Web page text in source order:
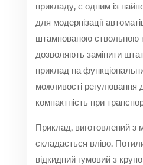
прикладу, є одним із
для модернізації
штампованою ствольною
дозволяють замінити
приклад на
можливості регулювання
компактність при
Приклад, виготовлений з
складається вліво.
відкидний гумовий з